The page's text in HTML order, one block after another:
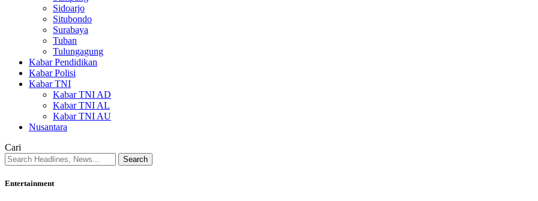
Sidoarjo
Situbondo
Surabaya
Tuban
Tulungagung
Kabar Pendidikan
Kabar Polisi
Kabar TNI
Kabar TNI AD
Kabar TNI AL
Kabar TNI AU
Nusantara
Cari
Entertainment